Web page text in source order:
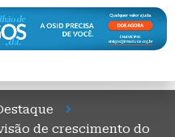
de crescimento do